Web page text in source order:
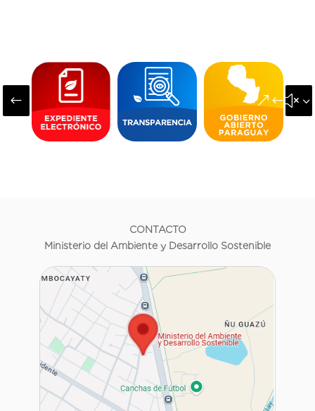
#
CONTACTO
Ministerio del Ambiente y Desarrollo Sostenible